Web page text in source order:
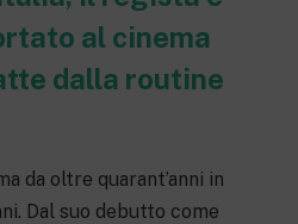
al cinema
dalla routine
da oltre quarant’anni in
Dal suo debutto come